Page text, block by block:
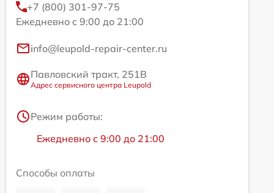
+7 (800) 301-97-75
Ежедневно с 9:00 до 21:00
info@leupold-repair-center.ru
Павловский тракт, 251В
Адрес сервисного центра Leupold
Режим работы:
Ежедневно с 9:00 до 21:00
Способы оплаты